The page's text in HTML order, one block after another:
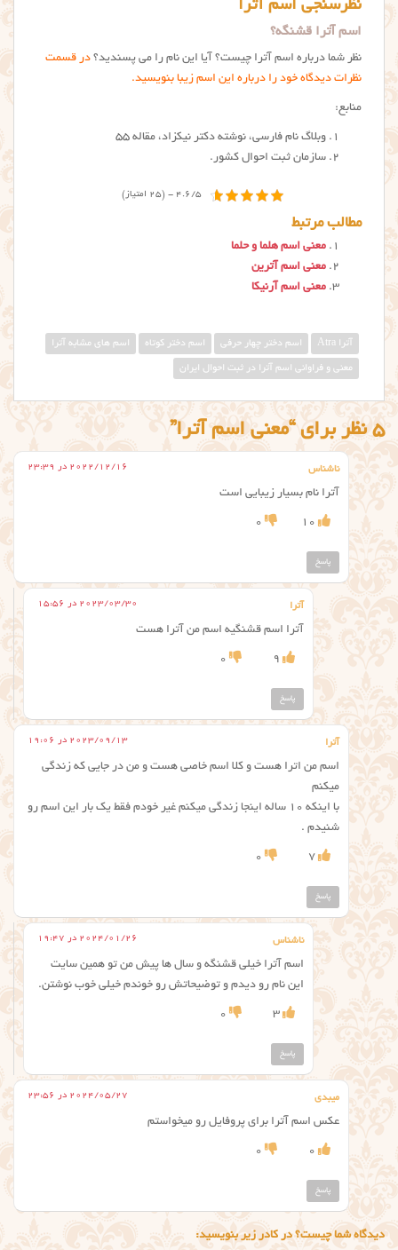
نظرسنجی اسم آترا
اسم آترا قشنگه؟
نظر شما درباره اسم آترا چیست؟ آیا این نام را می پسندید؟ در قسمت
نظرات دیدگاه خود را درباره این اسم زیبا بنویسید.
منابع:
وبلاگ نام فارسی، نوشته دکتر نیکزاد، مقاله ۵۵
سازمان ثبت احوال کشور.
4.6/5 - (25 امتیاز)
مطالب مرتبط
معنی اسم هلما و حلما
معنی اسم آترین
معنی اسم آرنیکا
آترا Atra اسم دختر چهار حرفی اسم دختر کوتاه اسم های مشابه آترا
معنی و فراوانی اسم آترا در ثبت احوال ایران
5 نظر برای “معنی اسم آترا”
ناشناس 2022/12/16 در 23:39
آترا نام بسیار زیبایی است
10
0
پاسخ
آترا 2023/03/30 در 15:56
آترا اسم قشنگیه اسم من آترا هست
9
0
پاسخ
آترا 2023/09/13 در 19:06
اسم من اترا هست و کلا اسم خاصی هست و من در جایی که زندگی
میکنم
با اینکه ۱۰ ساله اینجا زندگی میکنم غیر خودم فقط یک بار این اسم رو
شنیدم .
7
0
پاسخ
ناشناس 2024/01/26 در 19:47
اسم آترا خیلی قشنگه و سال ها پیش من تو همین سایت
این نام رو دیدم و توضیحاتش رو خوندم خیلی خوب نوشتن.
3
0
پاسخ
میبدی 2024/05/27 در 23:56
عکس اسم آترا برای پروفایل رو میخواستم
0
0
پاسخ
دیدگاه شما چیست؟ در کادر زیر بنویسید: